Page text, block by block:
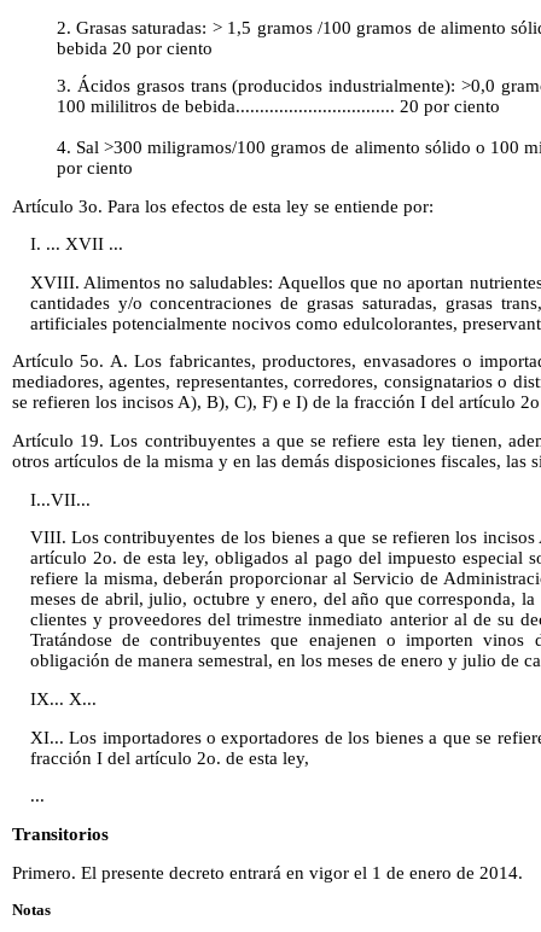
2. Grasas saturadas: > 1,5 gramos /100 gramos de alimento
bebida 20 por ciento
3. Ácidos grasos trans (producidos industrialmente): >0,0
100 mililitros de bebida................................. 20 por ciento
4. Sal >300 miligramos/100 gramos de alimento sólido o 100
por ciento
Artículo 3o. Para los efectos de esta ley se entiende por:
I. ... XVII ...
XVIII. Alimentos no saludables: Aquellos que no aportan
cantidades y/o concentraciones de grasas saturadas, grasas
artificiales potencialmente nocivos como edulcolorantes,
Artículo 5o. A. Los fabricantes, productores, envasadores o
mediadores, agentes, representantes, corredores, consignatarios o
se refieren los incisos A), B), C), F) e I) de la fracción I del artículo
Artículo 19. Los contribuyentes a que se refiere esta ley tienen,
otros artículos de la misma y en las demás disposiciones fiscales, las
I...VII...
VIII. Los contribuyentes de los bienes a que se refieren los
artículo 2o. de esta ley, obligados al pago del impuesto especial
refiere la misma, deberán proporcionar al Servicio de
meses de abril, julio, octubre y enero, del año que corresponda,
clientes y proveedores del trimestre inmediato anterior al de su
Tratándose de contribuyentes que enajenen o importen vinos
obligación de manera semestral, en los meses de enero y julio de
IX... X...
XI... Los importadores o exportadores de los bienes a que se
fracción I del artículo 2o. de esta ley,
...
Transitorios
Primero. El presente decreto entrará en vigor el 1 de enero de 2014.
Notas